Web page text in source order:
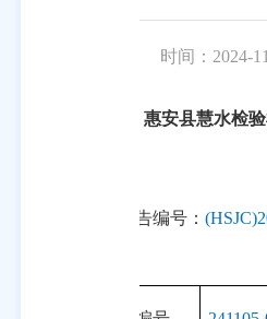
时间：2024-
惠安县慧水检
报告编号：